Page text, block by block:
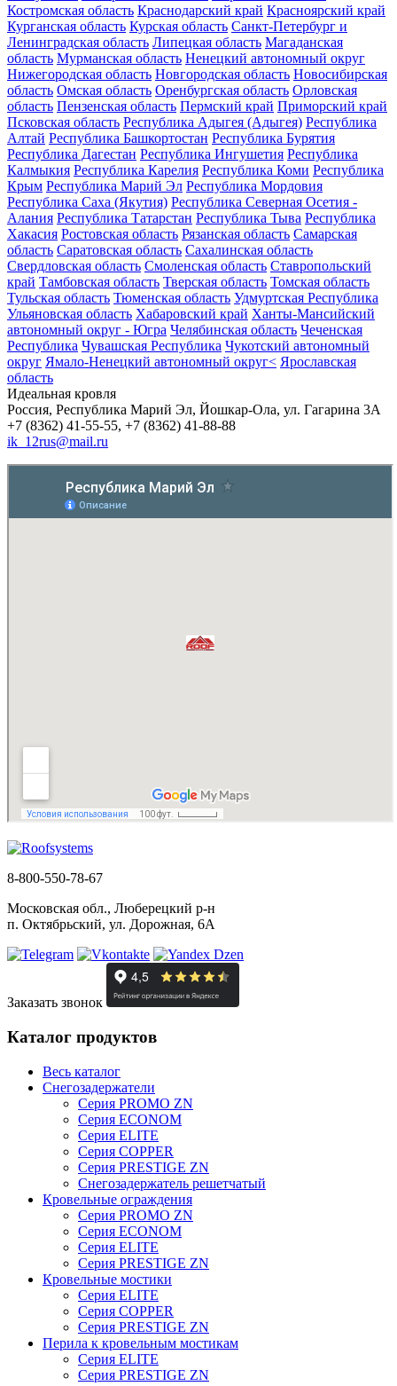
Костромская область Краснодарский край Красноярский край
Курганская область Курская область Санкт-Петербург и
Ленинградская область Липецкая область Магаданская
область Мурманская область Ненецкий автономный округ
Нижегородская область Новгородская область Новосибирская
область Омская область Оренбургская область Орловская
область Пензенская область Пермский край Приморский край
Псковская область Республика Адыгея (Адыгея) Республика
Алтай Республика Башкортостан Республика Бурятия
Республика Дагестан Республика Ингушетия Республика
Калмыкия Республика Карелия Республика Коми Республика
Крым Республика Марий Эл Республика Мордовия
Республика Саха (Якутия) Республика Северная Осетия -
Алания Республика Татарстан Республика Тыва Республика
Хакасия Ростовская область Рязанская область Самарская
область Саратовская область Сахалинская область
Свердловская область Смоленская область Ставропольский
край Тамбовская область Тверская область Томская область
Тульская область Тюменская область Удмуртская Республика
Ульяновская область Хабаровский край Ханты-Мансийский
автономный округ - Югра Челябинская область Чеченская
Республика Чувашская Республика Чукотский автономный
округ Ямало-Ненецкий автономный округ< Ярославская
область
Идеальная кровля
Россия, Республика Марий Эл, Йошкар-Ола, ул. Гагарина 3А
+7 (8362) 41-55-55, +7 (8362) 41-88-88
ik_12rus@mail.ru
8-800-550-78-67
Московская обл., Люберецкий р-н
п. Октябрьский, ул. Дорожная, 6А
Заказать звонок
Каталог продуктов
Весь каталог
Снегозадержатели
Серия PROMO ZN
Серия ECONOM
Серия ELITE
Серия COPPER
Серия PRESTIGE ZN
Снегозадержатель решетчатый
Кровельные ограждения
Серия PROMO ZN
Серия ECONOM
Серия ELITE
Серия PRESTIGE ZN
Кровельные мостики
Серия ELITE
Серия COPPER
Серия PRESTIGE ZN
Перила к кровельным мостикам
Серия ELITE
Серия PRESTIGE ZN